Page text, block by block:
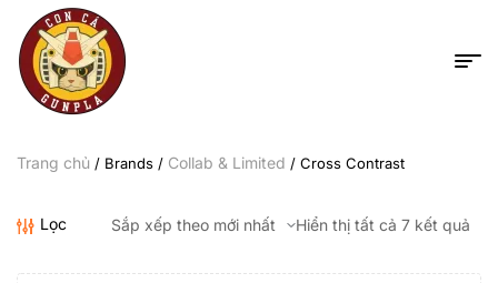
Trang chủ / Brands / Collab & Limited / Cross Contrast
Lọc Hiển thị tất cả 7 kết quả